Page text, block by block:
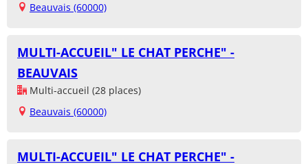
Beauvais (60000)
MULTI-ACCUEIL" LE CHAT PERCHE" -
BEAUVAIS
Multi-accueil (28 places)
Beauvais (60000)
MULTI-ACCUEIL" LE CHAT PERCHE" -